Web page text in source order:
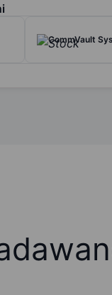
CommVault